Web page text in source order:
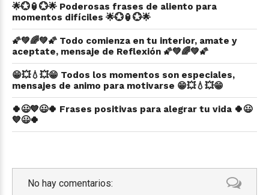
🌟💮🏮💮🌟 Poderosas frases de aliento para
momentos difíciles 🌟💮🏮💮🌟
🌠💚🌈💚🌠 Todo comienza en tu interior, amate y
aceptate, mensaje de Reflexión 🌠💚🌈💚🌠
😁💥💧💥😁 Todos los momentos son especiales,
mensajes de animo para motivarse 😁💥💧💥😁
🍀😃💙😃🍀 Frases positivas para alegrar tu vida 🍀😃
💙😃🍀
No hay comentarios: